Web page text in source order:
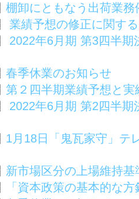
棚卸にともなう出荷業務
業績予想の修正に関す
2022年6月期 第3四半
春季休業のお知らせ
第２四半期業績予想と実
2022年6月期 第2四半
1月18日「鬼瓦家守」テ
新市場区分の上場維持
「資本政策の基本的な